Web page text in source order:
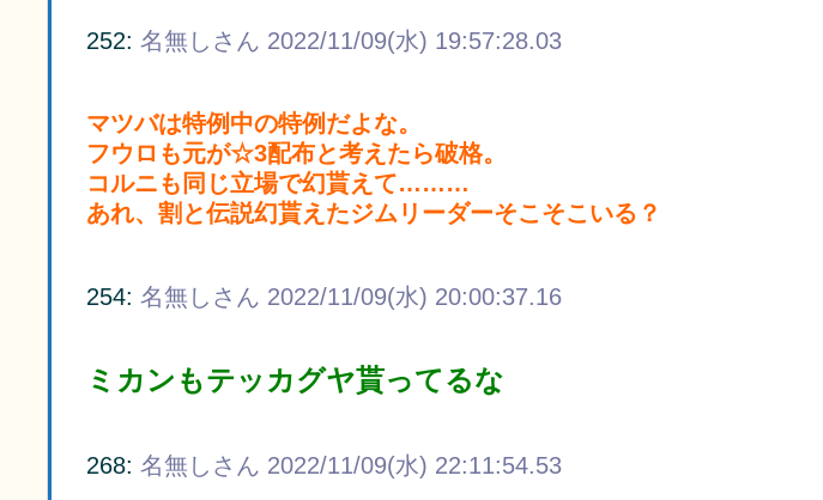
252: 名無しさん 2022/11/09(水) 19:57:28.03
マツバは特例中の特例だよな。
フウロも元が☆3配布と考えたら破格。
コルニも同じ立場で幻貰えて………
あれ、割と伝説幻貰えたジムリーダーそこそこいる？
254: 名無しさん 2022/11/09(水) 20:00:37.16
ミカンもテッカグヤ貰ってるな
268: 名無しさん 2022/11/09(水) 22:11:54.53